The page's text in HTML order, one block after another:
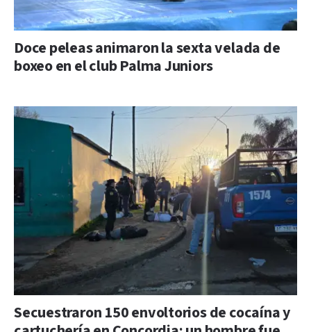
Doce peleas animaron la sexta velada de
boxeo en el club Palma Juniors
Secuestraron 150 envoltorios de cocaína y